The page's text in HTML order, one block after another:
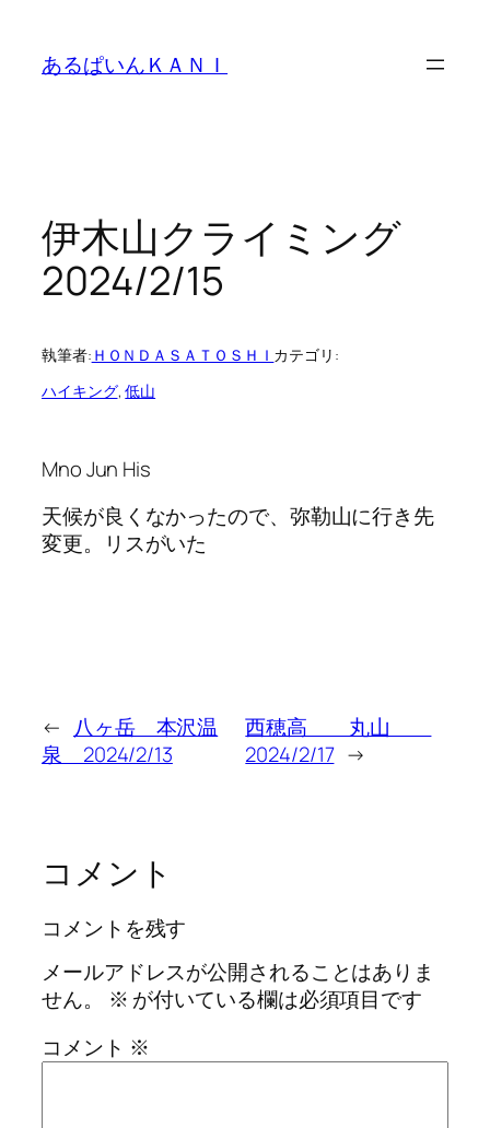
あるぱいんＫＡＮＩ
伊木山クライミング
2024/2/15
執筆者: ＨＯＮＤＡＳＡＴＯＳＨＩ カテゴリ:
ハイキング, 低山
Mno Jun His
天候が良くなかったので、弥勒山に行き先
変更。リスがいた
← 八ヶ岳 本沢温
泉 2024/2/13
西穂高 丸山
2024/2/17 →
コメント
コメントを残す
メールアドレスが公開されることはありま
せん。
※ が付いている欄は必須項目です
コメント ※